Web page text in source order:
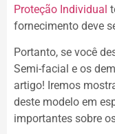
Proteção Individual
fornecimento deve
Portanto, se você
Semi-facial e os
artigo! Iremos
deste modelo em
importantes sobre